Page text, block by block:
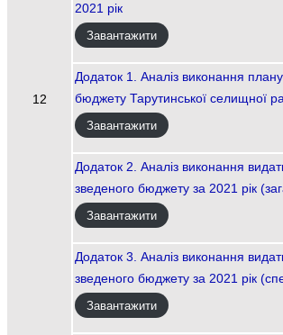
12
2021 рік
Завантажити
Додаток 1. Аналіз виконання
бюджету Тарутинської селищної
Завантажити
Додаток 2. Аналіз виконання
зведеного бюджету за 2021 рік
Завантажити
Додаток 3. Аналіз виконання
зведеного бюджету за 2021 рік
Завантажити